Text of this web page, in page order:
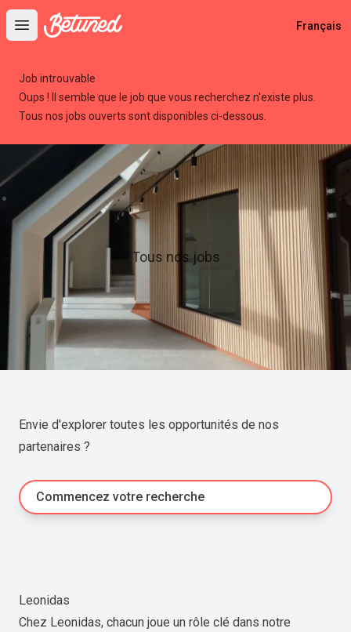
Open main menu
Betuned Français
Job introuvable
Oups ! Il semble que le job que vous recherchez n'existe plus.
Tous nos jobs ouverts sont disponibles ci-dessous.
Tous nos jobs
Envie d'explorer toutes les opportunités de nos
partenaires ?
Commencez votre recherche
Leonidas
Chez Leonidas, chacun joue un rôle clé dans notre